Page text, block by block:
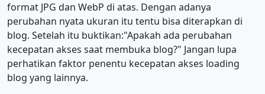
format JPG dan WebP di atas. Dengan adanya
perubahan nyata ukuran itu tentu bisa diterapkan di
blog. Setelah itu buktikan:"Apakah ada perubahan
kecepatan akses saat membuka blog?" Jangan lupa
perhatikan faktor penentu kecepatan akses loading
blog yang lainnya.